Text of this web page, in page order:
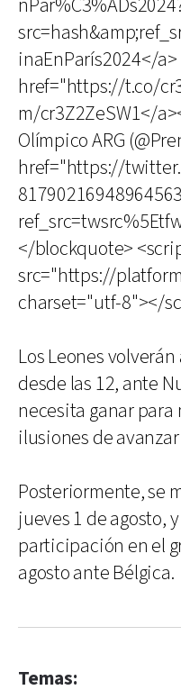
inaEnParís2024</a>
href="https://t.co/
m/cr3Z2ZeSW1</
Olímpico ARG
href="https://
</blockquote>
src="https://
charset="utf-8"></
Los Leones
desde las 12, ante
necesita ganar
ilusiones de
Posteriormente, se
jueves 1 de agosto,
participación en el
agosto ante Bélgica.
Temas: